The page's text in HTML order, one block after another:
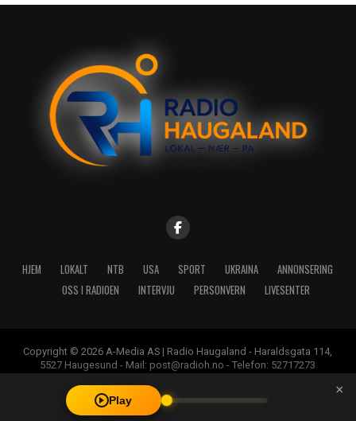
HJEM LOKALT NTB USA SPORT UKRAINA
ANNONSERING
OSS I RADIOEN
INTERVJU PERSONVERN LIVESENTER
Copyright © 2026 A-Media AS | Radio Haugaland - Haraldsgata 114,
5527 Haugesund - Mail: post@radioh.no - Telefon: 52717273
Play
×